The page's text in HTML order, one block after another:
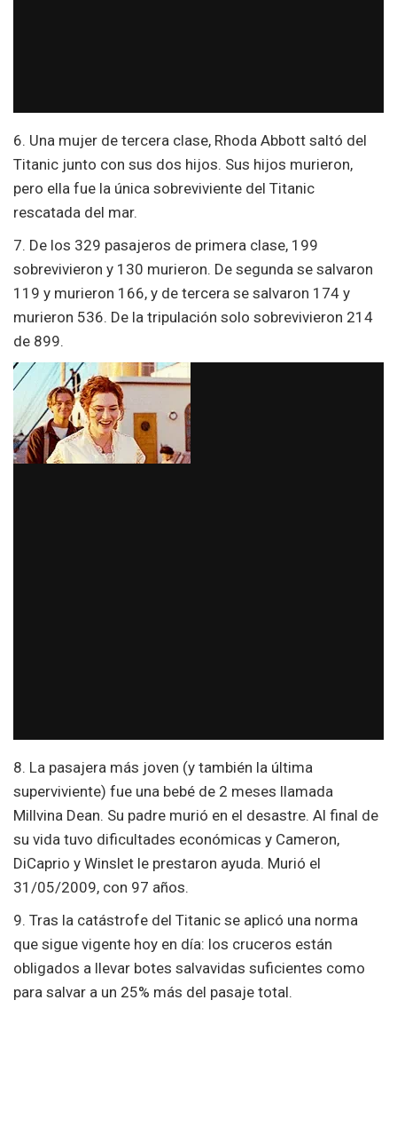
6. Una mujer de tercera clase, Rhoda Abbott saltó del
Titanic junto con sus dos hijos. Sus hijos murieron,
pero ella fue la única sobreviviente del Titanic
rescatada del mar.
7. De los 329 pasajeros de primera clase, 199
sobrevivieron y 130 murieron. De segunda se salvaron
119 y murieron 166, y de tercera se salvaron 174 y
murieron 536. De la tripulación solo sobrevivieron 214
de 899.
8. La pasajera más joven (y también la última
superviviente) fue una bebé de 2 meses llamada
Millvina Dean. Su padre murió en el desastre. Al final de
su vida tuvo dificultades económicas y Cameron,
DiCaprio y Winslet le prestaron ayuda. Murió el
31/05/2009, con 97 años.
9. Tras la catástrofe del Titanic se aplicó una norma
que sigue vigente hoy en día: los cruceros están
obligados a llevar botes salvavidas suficientes como
para salvar a un 25% más del pasaje total.